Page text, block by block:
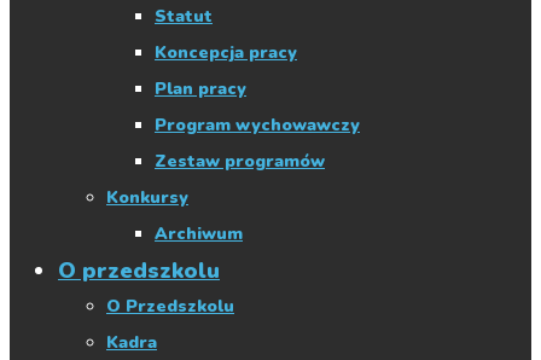
Statut
Koncepcja pracy
Plan pracy
Program wychowawczy
Zestaw programów
Konkursy
Archiwum
O przedszkolu
O Przedszkolu
Kadra